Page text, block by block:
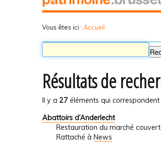
Vous êtes ici : Accueil
Résultats de
Il y a 27 éléments qui
Abattoirs d’Anderlecht
Restauration du marché
Rattaché à News